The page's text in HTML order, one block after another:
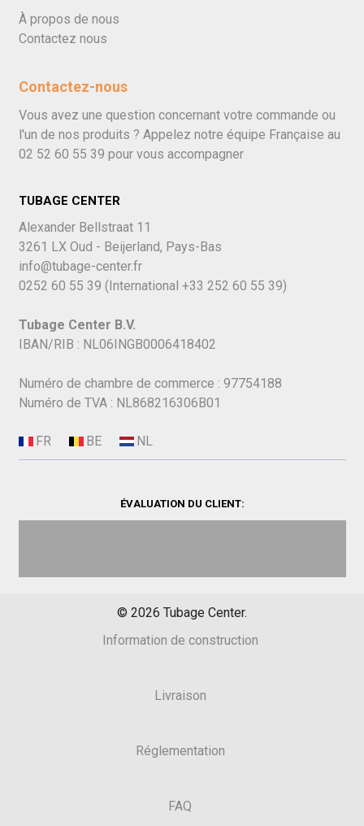
À propos de nous
Contactez nous
Contactez-nous
Vous avez une question concernant votre commande ou
l'un de nos produits ? Appelez notre équipe Française au
02 52 60 55 39 pour vous accompagner
TUBAGE CENTER
Alexander Bellstraat 11
3261 LX Oud - Beijerland, Pays-Bas
info@tubage-center.fr
0252 60 55 39 (International +33 252 60 55 39)
Tubage Center B.V.
IBAN/RIB : NL06INGB0006418402
Numéro de chambre de commerce : 97754188
Numéro de TVA : NL868216306B01
ÉVALUATION DU CLIENT:
© 2026 Tubage Center.
Information de construction
Livraison
Réglementation
FAQ